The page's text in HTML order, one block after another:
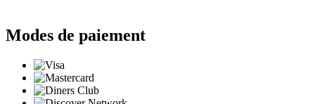
Modes de paiement